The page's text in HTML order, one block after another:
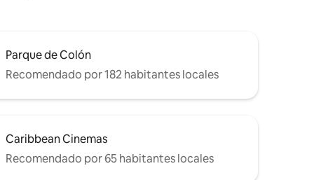
Parque de Colón
Recomendado por 182 habitantes locales
Caribbean Cinemas
Recomendado por 65 habitantes locales